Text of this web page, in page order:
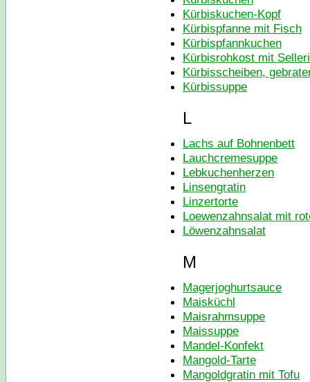
Kürbiskuchen-Kopf
Kürbispfanne mit Fisch
Kürbispfannkuchen
Kürbisrohkost mit
Kürbisscheiben,
Kürbissuppe
L
Lachs auf Bohnenbett
Lauchcremesuppe
Lebkuchenherzen
Linsengratin
Linzertorte
Loewenzahnsalat mit
Löwenzahnsalat
M
Magerjoghurtsauce
Maisküchl
Maisrahmsuppe
Maissuppe
Mandel-Konfekt
Mangold-Tarte
Mangoldgratin mit Tofu